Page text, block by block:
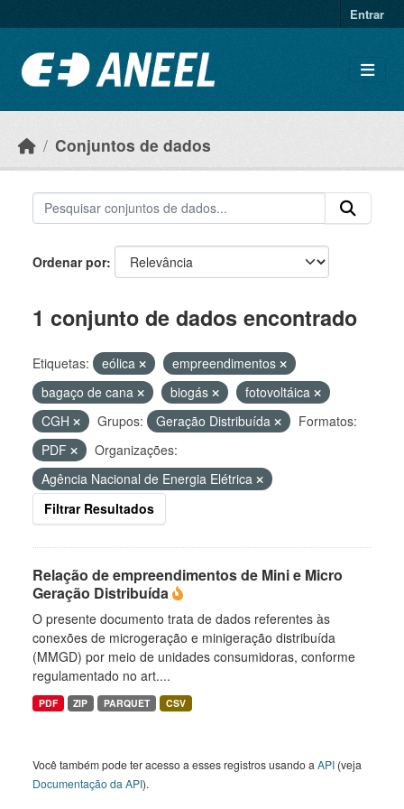
Entrar
Conjuntos de dados
Ordenar por
1 conjunto de dados encontrado
Etiquetas: eólica
empreendimentos
bagaço de cana
biogás
fotovoltáica
CGH
Grupos: Geração Distribuída
Formatos:
PDF
Organizações:
Agência Nacional de Energia Elétrica
Filtrar Resultados
Relação de empreendimentos de Mini e Micro
Geração Distribuída
O presente documento trata de dados referentes às
conexões de microgeração e minigeração distribuída
(MMGD) por meio de unidades consumidoras, conforme
regulamentado no art....
PDF ZIP PARQUET CSV
Você também pode ter acesso a esses registros usando a API (veja
Documentação da API).